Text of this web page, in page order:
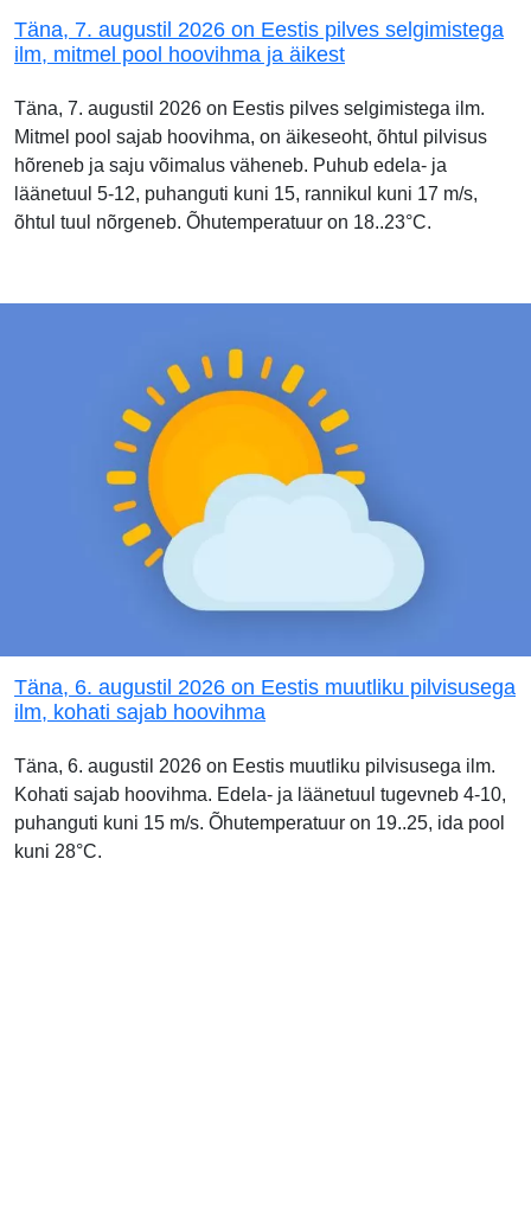
Täna, 7. augustil 2026 on Eestis pilves selgimistega
ilm, mitmel pool hoovihma ja äikest
Täna, 7. augustil 2026 on Eestis pilves selgimistega ilm.
Mitmel pool sajab hoovihma, on äikeseoht, õhtul pilvisus
hõreneb ja saju võimalus väheneb. Puhub edela- ja
läänetuul 5-12, puhanguti kuni 15, rannikul kuni 17 m/s,
õhtul tuul nõrgeneb. Õhutemperatuur on 18..23°C.
Täna, 6. augustil 2026 on Eestis muutliku pilvisusega
ilm, kohati sajab hoovihma
Täna, 6. augustil 2026 on Eestis muutliku pilvisusega ilm.
Kohati sajab hoovihma. Edela- ja läänetuul tugevneb 4-10,
puhanguti kuni 15 m/s. Õhutemperatuur on 19..25, ida pool
kuni 28°C.